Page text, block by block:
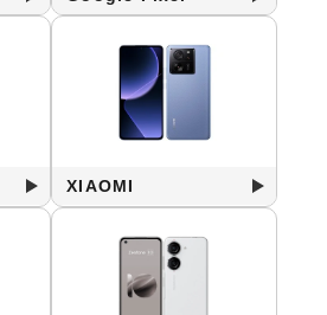
XIAOMI